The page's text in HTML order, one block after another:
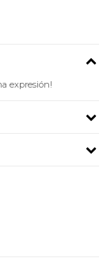
expresión!